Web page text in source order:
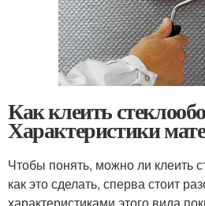
Как клеить
Характеристики
Чтобы понять, можно ли клеить
как это сделать, сперва стоит
характеристиками этого вида